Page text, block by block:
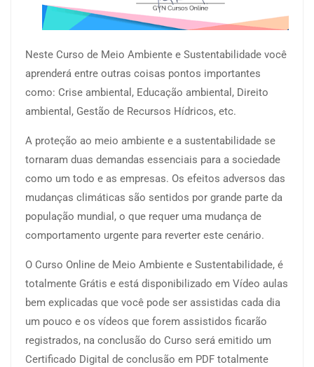
Neste Curso de Meio Ambiente e Sustentabilidade você
aprenderá entre outras coisas pontos importantes
como: Crise ambiental, Educação ambiental, Direito
ambiental, Gestão de Recursos Hídricos, etc.
A proteção ao meio ambiente e a sustentabilidade se
tornaram duas demandas essenciais para a sociedade
como um todo e as empresas. Os efeitos adversos das
mudanças climáticas são sentidos por grande parte da
população mundial, o que requer uma mudança de
comportamento urgente para reverter este cenário.
O Curso Online de Meio Ambiente e Sustentabilidade, é
totalmente Grátis e está disponibilizado em Vídeo aulas
bem explicadas que você pode ser assistidas cada dia
um pouco e os vídeos que forem assistidos ficarão
registrados, na conclusão do Curso será emitido um
Certificado Digital de conclusão em PDF totalmente